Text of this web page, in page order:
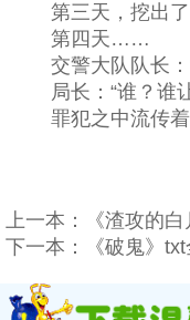
第三天，挖出了
第四天……
交警大队队长：“
局长：“谁？谁让
罪犯之中流传着
上一本：
《渣攻的
下一本：
《破鬼》